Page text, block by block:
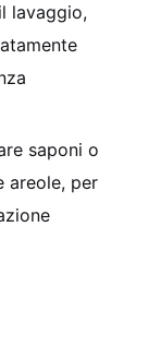
lavaggio,
saponi o
areole, per